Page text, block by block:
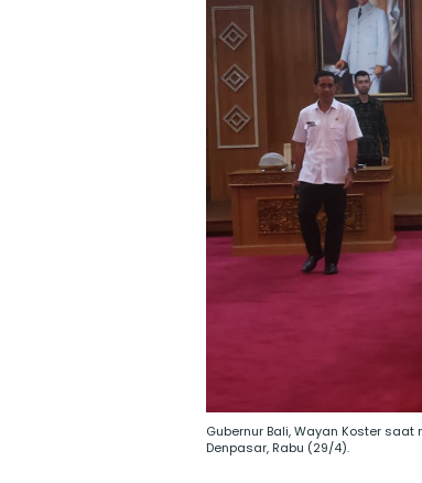
Gubernur Bali, Wayan Koster
Denpasar, Rabu (29/4).